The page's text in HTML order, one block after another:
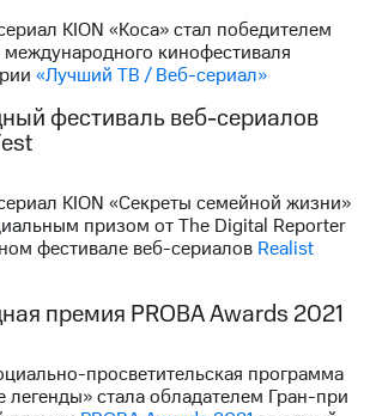
KION «Коса» стал победителем
кинофестиваля
«Лучший ТВ / Веб-сериал»
фестиваль веб-сериалов
KION «Секреты семейной жизни»
призом от The Digital Reporter
фестивале веб-сериалов Realist
премия PROBA Awards 2021
просветительская программа
легенды» стала обладателем Гран-при